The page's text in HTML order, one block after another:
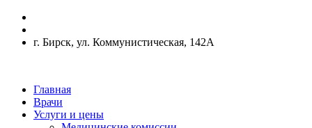
г. Бирск, ул. Коммунистическая, 142А
Главная
Врачи
Услуги и цены